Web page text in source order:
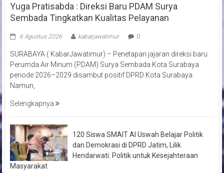
Yuga Pratisabda : Direksi Baru PDAM Surya
Sembada Tingkatkan Kualitas Pelayanan
6 Agustus 2026 kabarjawatimur 0
SURABAYA ( KabarJawatimur) – Penetapan jajaran direksi baru
Perumda Air Minum (PDAM) Surya Sembada Kota Surabaya
periode 2026–2029 disambut positif DPRD Kota Surabaya.
Namun,
Selengkapnya
120 Siswa SMAIT Al Uswah Belajar Politik
dan Demokrasi di DPRD Jatim, Lilik
Hendarwati: Politik untuk Kesejahteraan
Masyarakat